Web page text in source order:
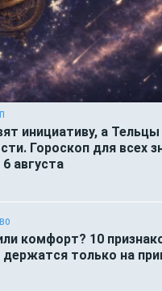
инициативу, а
Гороскоп для всех
августа
комфорт? 10
только на